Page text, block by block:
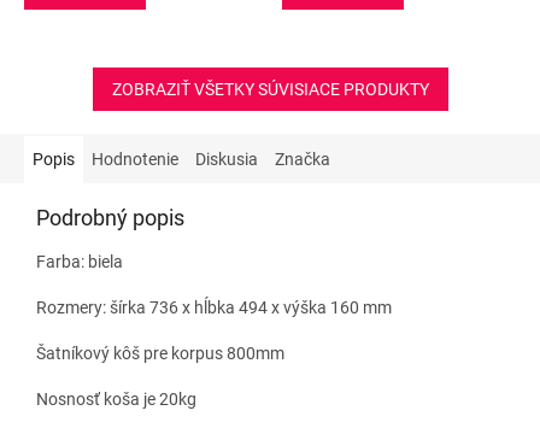
ZOBRAZIŤ VŠETKY SÚVISIACE PRODUKTY
Popis Hodnotenie Diskusia Značka
Podrobný popis
Farba: biela
Rozmery: šírka 736 x hĺbka 494 x výška 160 mm
Šatníkový kôš pre korpus 800mm
Nosnosť koša je 20kg